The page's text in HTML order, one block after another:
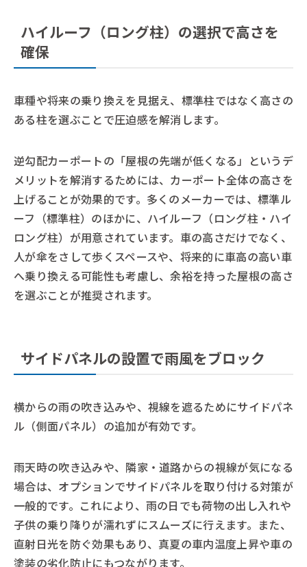
ハイルーフ（ロング柱）の選択で高さを
確保
車種や将来の乗り換えを見据え、標準柱ではなく高さの
ある柱を選ぶことで圧迫感を解消します。
逆勾配カーポートの「屋根の先端が低くなる」というデ
メリットを解消するためには、カーポート全体の高さを
上げることが効果的です。多くのメーカーでは、標準ル
ーフ（標準柱）のほかに、ハイルーフ（ロング柱・ハイ
ロング柱）が用意されています。車の高さだけでなく、
人が傘をさして歩くスペースや、将来的に車高の高い車
へ乗り換える可能性も考慮し、余裕を持った屋根の高さ
を選ぶことが推奨されます。
サイドパネルの設置で雨風をブロック
横からの雨の吹き込みや、視線を遮るためにサイドパネ
ル（側面パネル）の追加が有効です。
雨天時の吹き込みや、隣家・道路からの視線が気になる
場合は、オプションでサイドパネルを取り付ける対策が
一般的です。これにより、雨の日でも荷物の出し入れや
子供の乗り降りが濡れずにスムーズに行えます。また、
直射日光を防ぐ効果もあり、真夏の車内温度上昇や車の
塗装の劣化防止にもつながります。